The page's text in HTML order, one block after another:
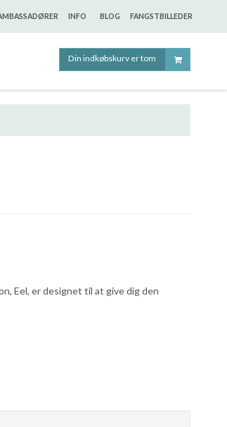
INFO BLOG FANGSTBILLEDER
Din indkøbskurv er tom
Eel, er designet til at give dig den